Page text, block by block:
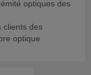
optiques des
clients des
optique